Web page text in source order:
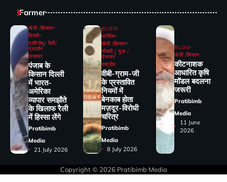
Farmer
खेती /किसान
दिल्ली
प्रतिरोध/ रैली/
प्रदर्शन
समाचार
पंजाब के
किसान दिल्ली
में भारत-
अमेरिका
व्यापार समझौते
के खिलाफ रैली
में हिस्सा लेंगे
Pratibimb
Media
21 July 2026
BLOG
आर्थिक
खेती /किसान
नौकरी / युवा /
रोजगार
राष्ट्रीय
वीबी-ग्राम-जी
के प्रस्तावित
नियमों में
बेनकाब होता
मज़दूर-विरोधी
चरित्र
Pratibimb
Media
8 July 2026
BLOG
खेती /किसान
कीटनाशक
आधारित कृषि
मॉडल बदलना
जरूरी
Pratibimb
Media
11 June
2026
Copyright © 2026 Pratibimb Media